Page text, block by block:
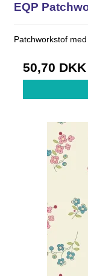
EQP
Patchworkstof
50,70 DKK